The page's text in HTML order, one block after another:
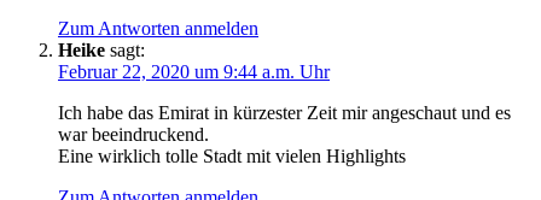
Zum Antworten anmelden
Heike sagt:
Februar 22, 2020 um 9:44 a.m. Uhr
Ich habe das Emirat in kürzester Zeit mir angeschaut und es
war beeindruckend.
Eine wirklich tolle Stadt mit vielen Highlights